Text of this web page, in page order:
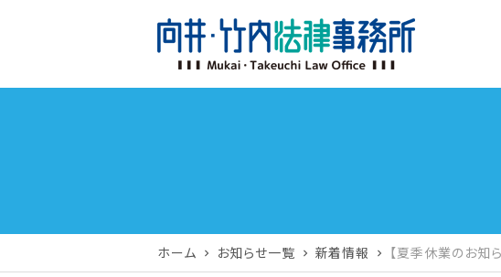
ホーム chevron_right お知らせ一覧 chevron_right 新着情報 chevron_right 【夏季休業のお知